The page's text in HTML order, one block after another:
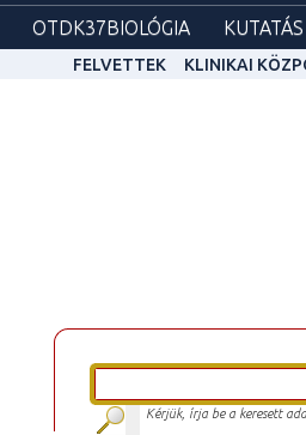
OTDK37BIOLÓGIA KUTATÁS
FELVETTEK KLINIKAI
Kérjük, írja be a keresett